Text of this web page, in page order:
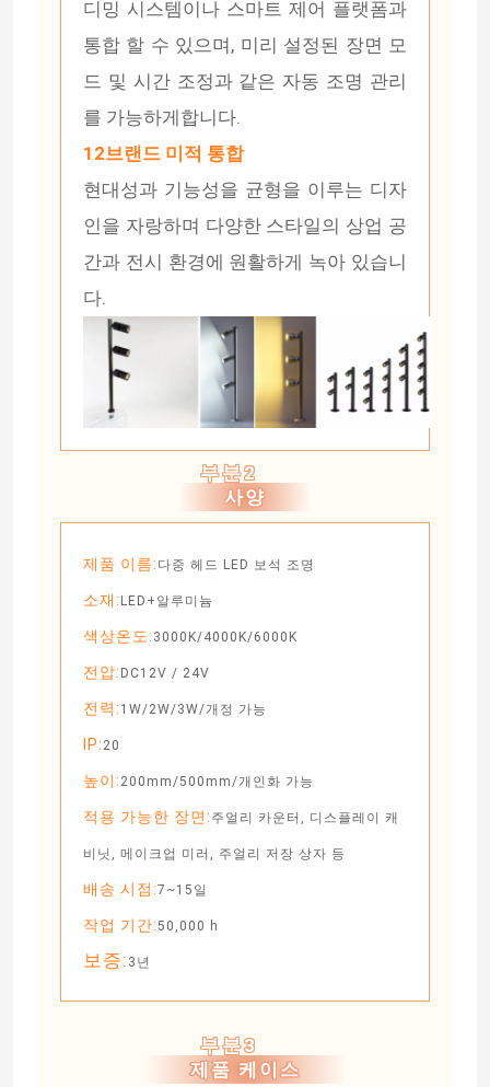
LED 벽에 설치하는 세척기 빛
선반 led 라이트닝 하에
LED 트랙 라이트 철도
주도하는 알루미늄 프로파일
주도하는 선 매달리는 빛
LGP 아크릴 패널
LED 센서 액세서리
LED 네온 스트립 라이트 야외
디밍 시스템이나 스마트 제어 플랫폼과
통합 할 수 있으며, 미리 설정된 장면 모
드 및 시간 조정과 같은 자동 조명 관리
를 가능하게합니다.
12브랜드 미적 통합
현대성과 기능성을 균형을 이루는 디자
인을 자랑하며 다양한 스타일의 상업 공
간과 전시 환경에 원활하게 녹아 있습니
다.
부분2
사양
제품 이름: 다중 헤드 LED 보석 조명
소재: LED+알루미늄
색상온도: 3000K/4000K/6000K
전압: DC12V / 24V
전력: 1W/2W/3W/개정 가능
IP: 20
높이: 200mm/500mm/개인화 가능
적용 가능한 장면: 주얼리 카운터, 디스플레이 캐
비닛, 메이크업 미러, 주얼리 저장 상자 등
배송 시점:7~15일
작업 기간:50,000 h
보증: 3년
부분3
제품 케이스